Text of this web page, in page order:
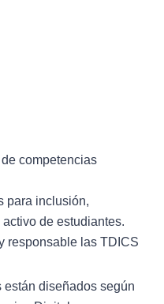
competencias
para inclusión,
de estudiantes.
responsable las TDICS
están diseñados según